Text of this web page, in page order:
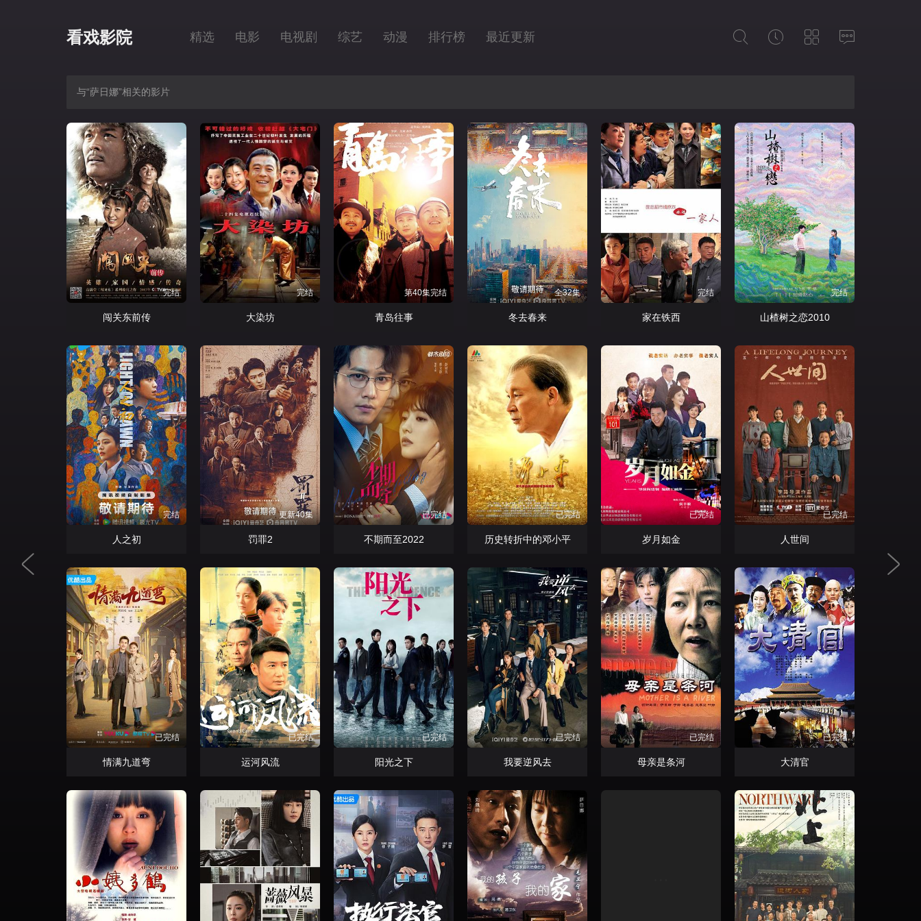
看戏影院 精选 电影 电视剧 综艺 动漫 排行榜 最近更新
与“萨日娜”相关的影片
完结
闯关东前传
完结
大染坊
第40集完结
青岛往事
全32集
冬去春来
完结
家在铁西
完结
山楂树之恋2010
完结
人之初
更新40集
罚罪2
已完结
不期而至2022
已完结
历史转折中的邓小平
已完结
岁月如金
已完结
人世间
已完结
情满九道弯
已完结
运河风流
已完结
阳光之下
已完结
我要逆风去
已完结
母亲是条河
已完结
大清官